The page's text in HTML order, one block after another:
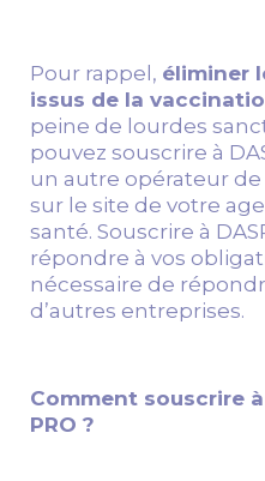
Pour rappel, éliminer
issus de la
peine de lourdes
pouvez souscrire à
un autre opérateur
sur le site de votre
santé. Souscrire à
répondre à vos
nécessaire de
d’autres entreprises.
Comment souscrire
PRO ?